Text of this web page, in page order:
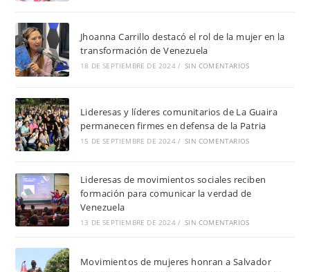
Jhoanna Carrillo destacó el rol de la mujer en la
transformación de Venezuela
18 DE SEPTIEMBRE DE 2024 / SIN COMENTARIOS
Lideresas y líderes comunitarios de La Guaira
permanecen firmes en defensa de la Patria
15 DE SEPTIEMBRE DE 2024 / SIN COMENTARIOS
Lideresas de movimientos sociales reciben
formación para comunicar la verdad de
Venezuela
13 DE SEPTIEMBRE DE 2024 / SIN COMENTARIOS
Movimientos de mujeres honran a Salvador